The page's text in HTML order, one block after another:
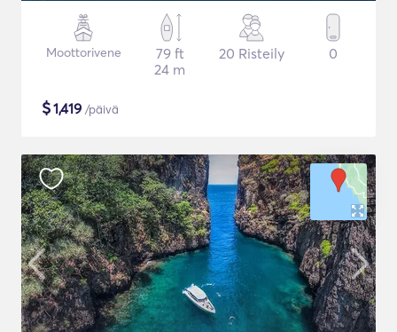
Moottorivene
79 ft
24 m
20 Risteily 0
$1,419 /päivä